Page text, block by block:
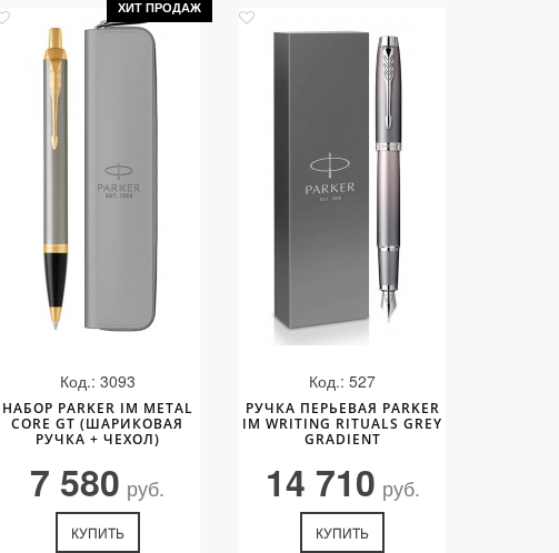
ХИТ ПРОДАЖ
Код.: 3093
НАБОР PARKER IM METAL
CORE GT (ШАРИКОВАЯ
РУЧКА + ЧЕХОЛ)
7 580 руб.
КУПИТЬ
Код.: 527
РУЧКА ПЕРЬЕВАЯ PARKER
IM WRITING RITUALS GREY
GRADIENT
14 710 руб.
КУПИТЬ